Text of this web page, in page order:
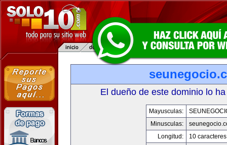
El dueño de este dominio lo
Mayusculas:
Minusculas:
Longitud:
10 caracteres